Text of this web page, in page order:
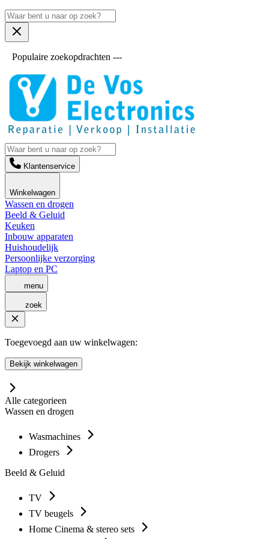
Populaire zoekopdrachten ---
Klantenservice
Winkelwagen
Wassen en drogen
Beeld & Geluid
Keuken
Inbouw apparaten
Huishoudelijk
Persoonlijke verzorging
Laptop en PC
menu
zoek
Toegevoegd aan uw winkelwagen:
Bekijk winkelwagen
Alle categorieen
Wassen en drogen
Wasmachines
Drogers
Beeld & Geluid
TV
TV beugels
Home Cinema & stereo sets